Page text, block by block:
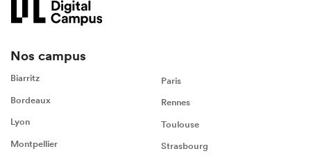
Nos campus
Biarritz
Bordeaux
Lyon
Montpellier
Paris
Rennes
Toulouse
Strasbourg